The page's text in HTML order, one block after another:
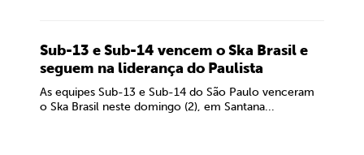
Sub-13 e Sub-14 vencem o Ska Brasil e
seguem na liderança do Paulista
As equipes Sub-13 e Sub-14 do São Paulo venceram
o Ska Brasil neste domingo (2), em Santana...